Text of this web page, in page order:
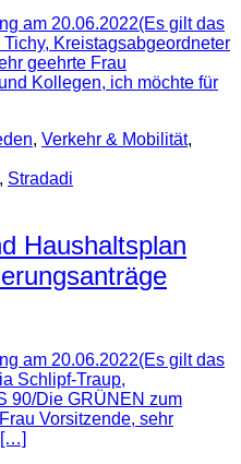
am 20.06.2022(Es gilt das
Kreistagsabgeordneter
geehrte Frau
Kollegen, ich möchte für
, Verkehr & Mobilität,
, Stradadi
Haushaltsplan
am 20.06.2022(Es gilt das
Schlipf-Traup,
90/Die GRÜNEN zum
Vorsitzende, sehr
[…]